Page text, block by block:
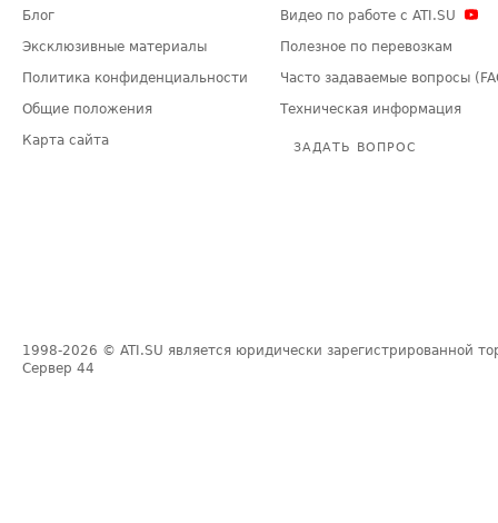
Блог
Эксклюзивные материалы
Политика конфиденциальности
Общие положения
Карта сайта
Видео по работе с ATI.SU
Полезное по перевозкам
Часто задаваемые вопросы
Техническая информация
ЗАДАТЬ ВОПРОС
1998-2026 © ATI.SU является юридически зарегистрированной
Сервер 44